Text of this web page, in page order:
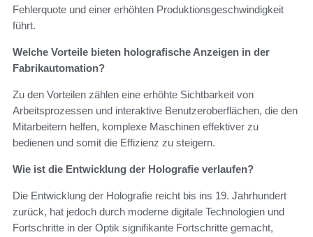
Fehlerquote und einer erhöhten Produktionsgeschwindigkeit
führt.
Welche Vorteile bieten holografische Anzeigen in der
Fabrikautomation?
Zu den Vorteilen zählen eine erhöhte Sichtbarkeit von
Arbeitsprozessen und interaktive Benutzeroberflächen, die den
Mitarbeitern helfen, komplexe Maschinen effektiver zu
bedienen und somit die Effizienz zu steigern.
Wie ist die Entwicklung der Holografie verlaufen?
Die Entwicklung der Holografie reicht bis ins 19. Jahrhundert
zurück, hat jedoch durch moderne digitale Technologien und
Fortschritte in der Optik signifikante Fortschritte gemacht,